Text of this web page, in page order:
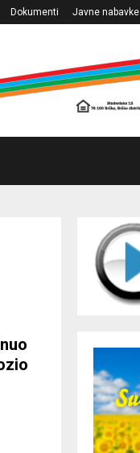
Dokumenti Javne nabavke